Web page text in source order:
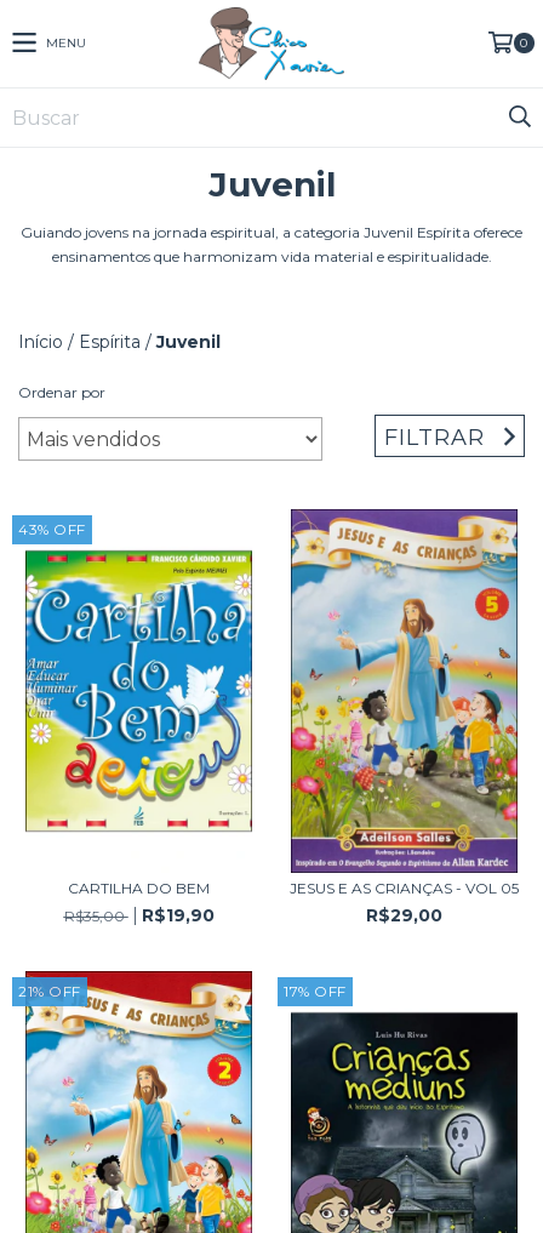
MENU 0
Juvenil
Guiando jovens na jornada espiritual, a categoria Juvenil Espírita oferece
ensinamentos que harmonizam vida material e espiritualidade.
Início / Espírita / Juvenil
Ordenar por
FILTRAR
43% OFF
CARTILHA DO BEM
R$35,00
R$19,90
JESUS E AS CRIANÇAS - VOL 05
R$29,00
21% OFF 17% OFF